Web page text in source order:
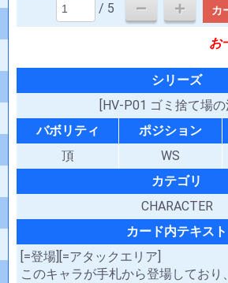
/ 5 カ
お
シリーズ
[HV-P01 ゴミ捨て場の
バボリティ
ポジション
頂
WS
カテゴリ
CHARACTER
カード内テキスト
[=登場][=アタックエリア]
このキャラが手札から登場しており